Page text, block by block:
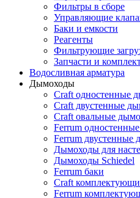
Фильтры в сборе
Управляющие
Баки и емкости
Реагенты
Фильтрующие
Запчасти и
Водосливная арматура
Дымоходы
Craft одностенные
Craft двустенные
Craft овальные
Ferrum
Ferrum двустенные
Дымоходы для
Дымоходы Schiedel
Ferrum баки
Craft
Ferrum